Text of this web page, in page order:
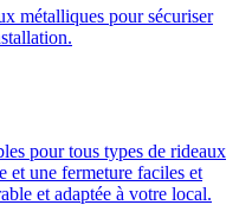
métalliques pour sécuriser
pour tous types de rideaux
et une fermeture faciles et
et adaptée à votre local.